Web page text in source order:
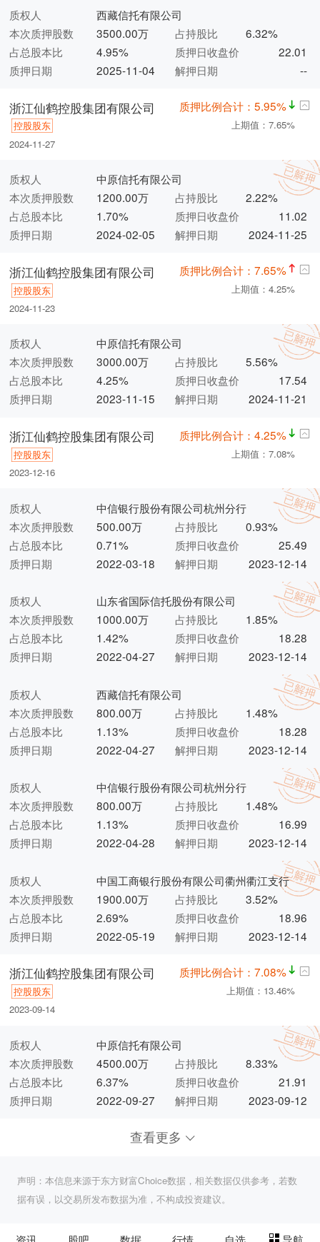
质权人
西藏信托有限公司
本次质押股数
3500.00万 占持股比
6.32%
占总股本比
4.95% 质押日收盘价
22.01
质押日期
2025-11-04 解押日期 --
浙江仙鹤控股集团有限公司
控股股东
2024-11-27
质押比例合计：5.95%
上期值：7.65%
质权人
中原信托有限公司
本次质押股数
1200.00万 占持股比
2.22%
占总股本比
1.70% 质押日收盘价
11.02
质押日期
2024-02-05 解押日期 2024-11-25
浙江仙鹤控股集团有限公司
控股股东
2024-11-23
质押比例合计：7.65%
上期值：4.25%
质权人
中原信托有限公司
本次质押股数
3000.00万 占持股比
5.56%
占总股本比
4.25% 质押日收盘价
17.54
质押日期
2023-11-15 解押日期 2024-11-21
浙江仙鹤控股集团有限公司
控股股东
2023-12-16
质押比例合计：4.25%
上期值：7.08%
质权人
中信银行股份有限公司杭州分行
本次质押股数
500.00万 占持股比
0.93%
占总股本比
0.71% 质押日收盘价
25.49
质押日期
2022-03-18 解押日期 2023-12-14
质权人
山东省国际信托股份有限公司
本次质押股数
1000.00万 占持股比
1.85%
占总股本比
1.42% 质押日收盘价
18.28
质押日期
2022-04-27 解押日期 2023-12-14
质权人
西藏信托有限公司
本次质押股数
800.00万 占持股比
1.48%
占总股本比
1.13% 质押日收盘价
18.28
质押日期
2022-04-27 解押日期 2023-12-14
质权人
中信银行股份有限公司杭州分行
本次质押股数
800.00万 占持股比
1.48%
占总股本比
1.13% 质押日收盘价
16.99
质押日期
2022-04-28 解押日期 2023-12-14
质权人
中国工商银行股份有限公司衢州衢江支行
本次质押股数
1900.00万 占持股比
3.52%
占总股本比
2.69% 质押日收盘价
18.96
质押日期
2022-05-19 解押日期 2023-12-14
浙江仙鹤控股集团有限公司
控股股东
2023-09-14
质押比例合计：7.08%
上期值：13.46%
质权人
中原信托有限公司
本次质押股数
4500.00万 占持股比
8.33%
占总股本比
6.37% 质押日收盘价
21.91
质押日期
2022-09-27 解押日期 2023-09-12
查看更多
声明：本信息来源于东方财富Choice数据，相关数据仅供参考，若数
据有误，以交易所发布数据为准，不构成投资建议。